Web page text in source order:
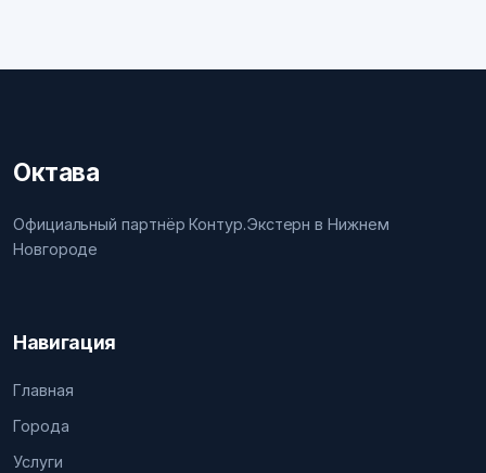
Октава
Официальный партнёр Контур.Экстерн в Нижнем
Новгороде
Навигация
Главная
Города
Услуги